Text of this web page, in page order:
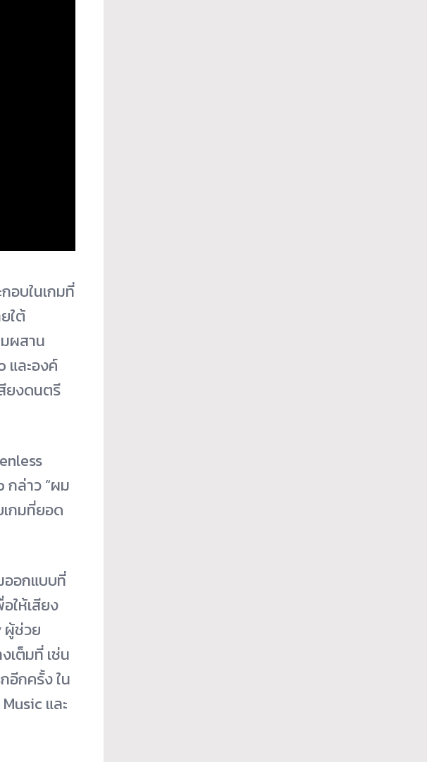
อบในเกมที่
ใต้
ผสาน
และองค์
ยงดนตรี
กล่าว “ผม
เกมที่ยอด
ออกแบบที่
ให้เสียง
ผู้ช่วย
เต็มที่ เช่น
อีกครั้ง ใน
และ